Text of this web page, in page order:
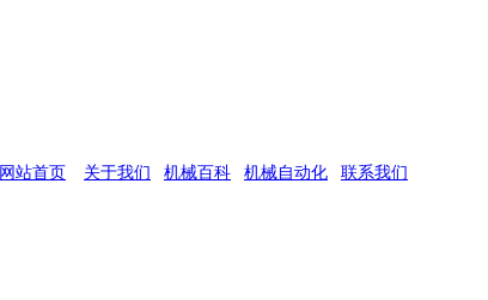
网站首页 关于我们 机械百科 机械自动化 联系我们